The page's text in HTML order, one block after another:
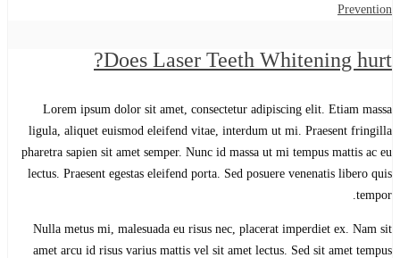
Prevention
Does Laser Teeth Whitening hurt?
Lorem ipsum dolor sit amet, consectetur adipiscing elit. Etiam massa
ligula, aliquet euismod eleifend vitae, interdum ut mi. Praesent fringilla
pharetra sapien sit amet semper. Nunc id massa ut mi tempus mattis ac eu
lectus. Praesent egestas eleifend porta. Sed posuere venenatis libero quis
tempor.
Nulla metus mi, malesuada eu risus nec, placerat imperdiet ex. Nam sit
amet arcu id risus varius mattis vel sit amet lectus. Sed sit amet tempus